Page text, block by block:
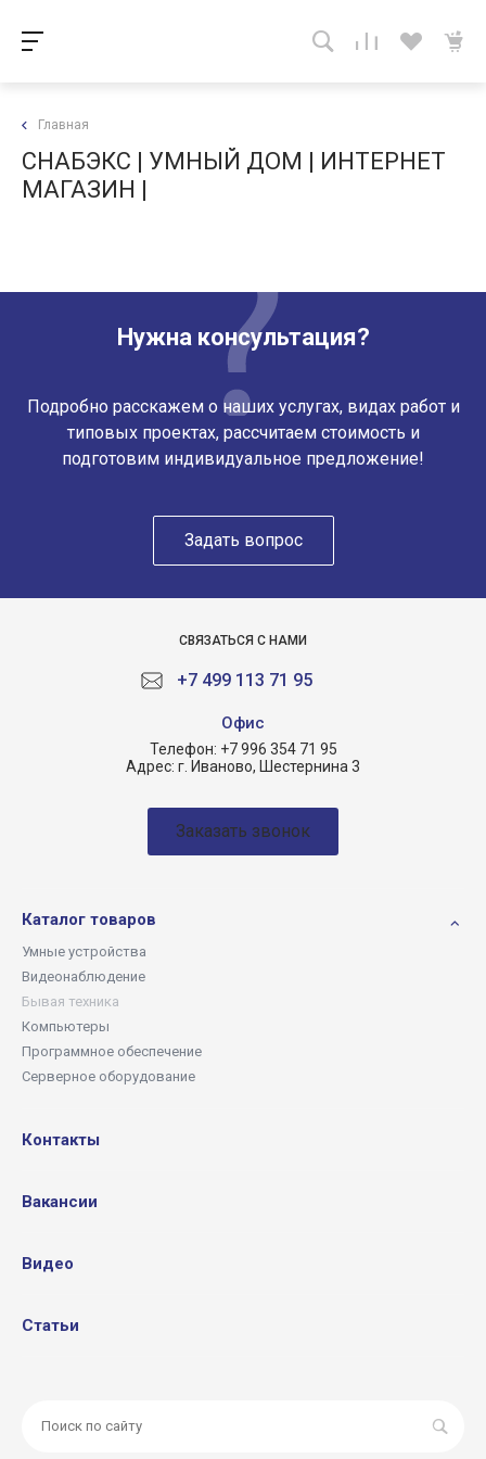
Главная
СНАБЭКС | УМНЫЙ ДОМ | ИНТЕРНЕТ
МАГАЗИН |
Нужна консультация?
Подробно расскажем о наших услугах, видах работ и
типовых проектах, рассчитаем стоимость и
подготовим индивидуальное предложение!
Задать вопрос
СВЯЗАТЬСЯ С НАМИ
+7 499 113 71 95
Офиc
Телефон: +7 996 354 71 95
Адрес: г. Иваново, Шестернина 3
Заказать звонок
Каталог товаров
Умные устройства
Видеонаблюдение
Бывая техника
Компьютеры
Программное обеспечение
Серверное оборудование
Контакты
Вакансии
Видео
Статьи